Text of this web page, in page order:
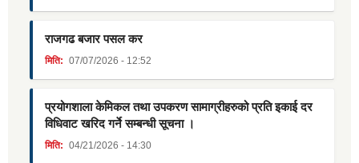
राजगढ बजार पसल कर
मिति: 07/07/2026 - 12:52
प्रयोगशाला केमिकल तथा उपकरण सामाग्रीहरुको प्रति इकाई दर
विधिवाट खरिद गर्ने सम्बन्धी सूचना ।
मिति: 04/21/2026 - 14:30